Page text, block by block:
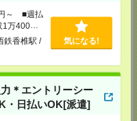
～ ■週払
万400円
鉄香椎駅 /
気になる!
＊エントリーシー
・日払いOK[派遣]
生命北九州ビル3F
ル2F 2-3号室